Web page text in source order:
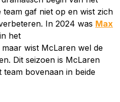
team gaf niet op en wist zich
In 2024 was Max
het
wist McLaren wel de
Dit seizoen is McLaren
bovenaan in beide